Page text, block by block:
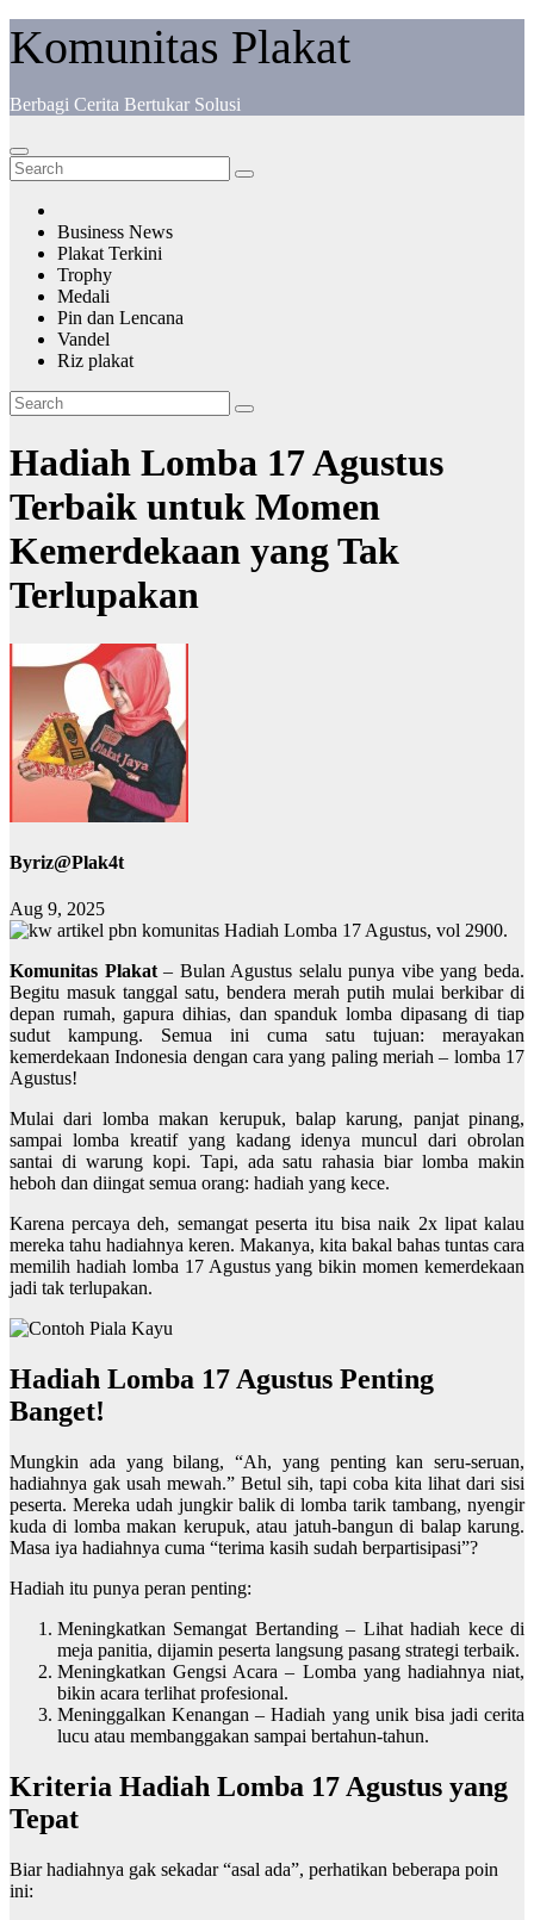
Komunitas Plakat
Berbagi Cerita Bertukar Solusi
Business News
Plakat Terkini
Trophy
Medali
Pin dan Lencana
Vandel
Riz plakat
Hadiah Lomba 17 Agustus
Terbaik untuk Momen
Kemerdekaan yang Tak
Terlupakan
Byriz@Plak4t
Aug 9, 2025
Komunitas Plakat– Bulan Agustus selalu punya vibe yang beda.
Begitu masuk tanggal satu, bendera merah putih mulai berkibar di
depan rumah, gapura dihias, dan spanduk lomba dipasang di tiap
sudut kampung. Semua ini cuma satu tujuan: merayakan
kemerdekaan Indonesia dengan cara yang paling meriah – lomba 17
Agustus!
Mulai dari lomba makan kerupuk, balap karung, panjat pinang,
sampai lomba kreatif yang kadang idenya muncul dari obrolan
santai di warung kopi. Tapi, ada satu rahasia biar lomba makin
heboh dan diingat semua orang: hadiah yang kece.
Karena percaya deh, semangat peserta itu bisa naik 2x lipat kalau
mereka tahu hadiahnya keren. Makanya, kita bakal bahas tuntas cara
memilih hadiah lomba 17 Agustus yang bikin momen kemerdekaan
jadi tak terlupakan.
Hadiah Lomba 17 Agustus Penting
Banget!
Mungkin ada yang bilang, “Ah, yang penting kan seru-seruan,
hadiahnya gak usah mewah.” Betul sih, tapi coba kita lihat dari sisi
peserta. Mereka udah jungkir balik di lomba tarik tambang, nyengir
kuda di lomba makan kerupuk, atau jatuh-bangun di balap karung.
Masa iya hadiahnya cuma “terima kasih sudah berpartisipasi”?
Hadiah itu punya peran penting:
Meningkatkan Semangat Bertanding – Lihat hadiah kece di
meja panitia, dijamin peserta langsung pasang strategi terbaik.
Meningkatkan Gengsi Acara – Lomba yang hadiahnya niat,
bikin acara terlihat profesional.
Meninggalkan Kenangan – Hadiah yang unik bisa jadi cerita
lucu atau membanggakan sampai bertahun-tahun.
Kriteria Hadiah Lomba 17 Agustus yang
Tepat
Biar hadiahnya gak sekadar “asal ada”, perhatikan beberapa poin
ini: